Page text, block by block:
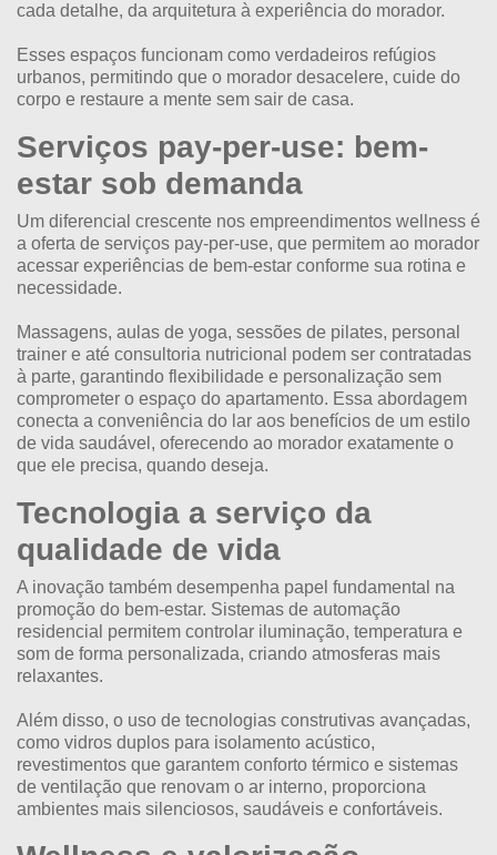
cada detalhe, da arquitetura à experiência do morador.
Esses espaços funcionam como verdadeiros refúgios
urbanos, permitindo que o morador desacelere, cuide do
corpo e restaure a mente sem sair de casa.
Serviços pay-per-use: bem-
estar sob demanda
Um diferencial crescente nos empreendimentos wellness é
a oferta de serviços pay-per-use, que permitem ao morador
acessar experiências de bem-estar conforme sua rotina e
necessidade.
Massagens, aulas de yoga, sessões de pilates, personal
trainer e até consultoria nutricional podem ser contratadas
à parte, garantindo flexibilidade e personalização sem
comprometer o espaço do apartamento. Essa abordagem
conecta a conveniência do lar aos benefícios de um estilo
de vida saudável, oferecendo ao morador exatamente o
que ele precisa, quando deseja.
Tecnologia a serviço da
qualidade de vida
A inovação também desempenha papel fundamental na
promoção do bem-estar. Sistemas de automação
residencial permitem controlar iluminação, temperatura e
som de forma personalizada, criando atmosferas mais
relaxantes.
Além disso, o uso de tecnologias construtivas avançadas,
como vidros duplos para isolamento acústico,
revestimentos que garantem conforto térmico e sistemas
de ventilação que renovam o ar interno, proporciona
ambientes mais silenciosos, saudáveis e confortáveis.